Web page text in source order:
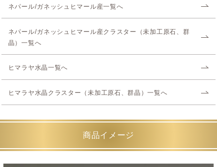
ネパール/ガネッシュヒマール産一覧へ
ネパール/ガネッシュヒマール産クラスター（未加工原石、群
晶）一覧へ
ヒマラヤ水晶一覧へ
ヒマラヤ水晶クラスター（未加工原石、群晶）一覧へ
商品イメージ